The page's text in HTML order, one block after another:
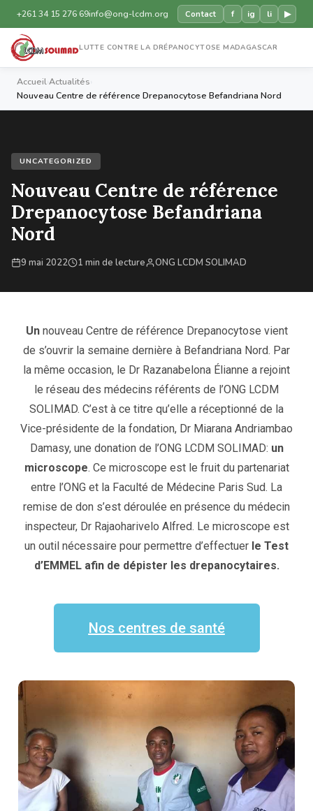
+261 34 15 276 69info@ong-lcdm.org Contact f ig li ▶
LUTTE CONTRE LA DRÉPANOCYTOSE MADAGASCAR
AccueilActualités
Nouveau Centre de référence Drepanocytose Befandriana Nord
UNCATEGORIZED
Nouveau Centre de référence
Drepanocytose Befandriana
Nord
9 mai 2022 1 min de lecture ONG LCDM SOLIMAD
Un nouveau Centre de référence Drepanocytose vient
de s’ouvrir la semaine dernière à Befandriana Nord. Par
la même occasion, le Dr Razanabelona Élianne a rejoint
le réseau des médecins référents de l’ONG LCDM
SOLIMAD. C’est à ce titre qu’elle a réceptionné de la
Vice-présidente de la fondation, Dr Miarana Andriambao
Damasy, une donation de l’ONG LCDM SOLIMAD: un
microscope. Ce microscope est le fruit du partenariat
entre l’ONG et la Faculté de Médecine Paris Sud. La
remise de don s’est déroulée en présence du médecin
inspecteur, Dr Rajaoharivelo Alfred. Le microscope est
un outil nécessaire pour permettre d’effectuer le Test
d’EMMEL afin de dépister les drepanocytaires.
Nos centres de santé